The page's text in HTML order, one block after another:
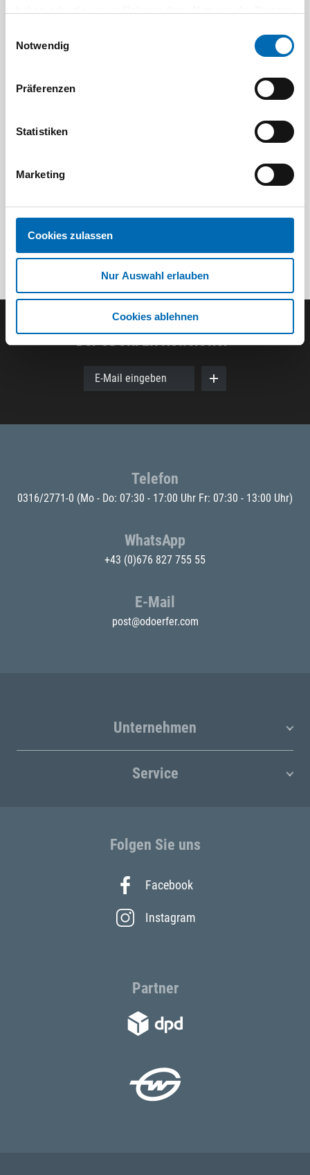
Notwendig
Präferenzen
Statistiken
Marketing
Cookies zulassen
Nur Auswahl erlauben
Cookies ablehnen
Trennschleifer Winkelpolierer
Der ODÖRFER Newsletter
E-Mail eingeben
Telefon
0316/2771-0 (Mo - Do: 07:30 - 17:00 Uhr Fr: 07:30 - 13:00 Uhr)
WhatsApp
+43 (0)676 827 755 55
E-Mail
post@odoerfer.com
Unternehmen
Service
Folgen Sie uns
Facebook
Instagram
Partner